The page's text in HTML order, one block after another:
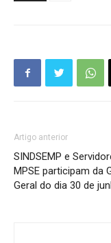
Artigo anterior
SINDSEMP e
MPSE participam da
Geral do dia 30 de